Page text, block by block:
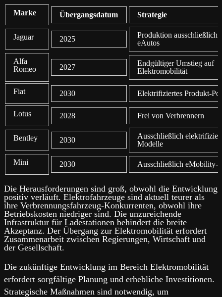
Marke Übergangsdatum Strategie
Jaguar 2025
Produktion ausschließlich
eAutos
Alfa
Romeo
2027
Endgültiger Umstieg auf
Elektromobilität
Fiat 2030 Elektrifiziertes Produkt-
Lotus 2028 Frei von Verbrennern
Bentley 2030
Ausschließlich
Modelle
Mini 2030 Ausschließlich eMobility-
Die Herausforderungen sind groß, obwohl die Entwicklung
positiv verläuft. Elektrofahrzeuge sind aktuell teurer als
ihre Verbrennungsfahrzeug-Konkurrenten, obwohl ihre
Betriebskosten niedriger sind. Die unzureichende
Infrastruktur für Ladestationen behindert die breite
Akzeptanz. Der Übergang zur Elektromobilität erfordert
Zusammenarbeit zwischen Regierungen, Wirtschaft und
der Gesellschaft.
Die zukünftige Entwicklung im Bereich Elektromobilität
erfordert sorgfältige Planung und erhebliche Investitionen.
Strategische Maßnahmen sind notwendig, um